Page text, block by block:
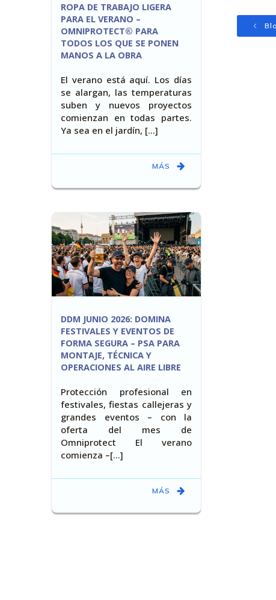
ROPA DE TRABAJO LIGERA
PARA EL VERANO –
OMNIPROTECT® PARA
TODOS LOS QUE SE PONEN
MANOS A LA OBRA
El verano está aquí. Los días
se alargan, las temperaturas
suben y nuevos proyectos
comienzan en todas partes.
Ya sea en el jardín, [...]
MÁS
DDM JUNIO 2026: DOMINA
FESTIVALES Y EVENTOS DE
FORMA SEGURA – PSA PARA
MONTAJE, TÉCNICA Y
OPERACIONES AL AIRE LIBRE
Protección profesional en
festivales, fiestas callejeras y
grandes eventos – con la
oferta del mes de
Omniprotect El verano
comienza –[…]
MÁS